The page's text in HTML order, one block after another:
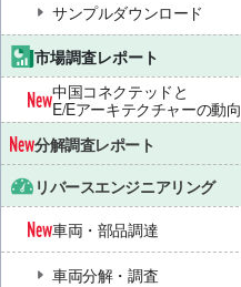
サンプルダウンロード
市場調査レポート
中国コネクテッドと
E/Eアーキテクチャーの動向
分解調査レポート
リバースエンジニアリング
車両・部品調達
車両分解・調査